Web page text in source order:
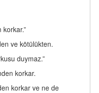
korkar.”
ve kötülükten.
duymaz.”
korkar.
korkar ve ne de